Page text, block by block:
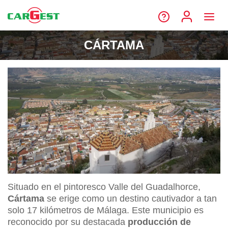
CÁRTAMA
Situado en el pintoresco Valle del Guadalhorce,
Cártama se erige como un destino cautivador a tan
solo 17 kilómetros de Málaga. Este municipio es
reconocido por su destacada producción de